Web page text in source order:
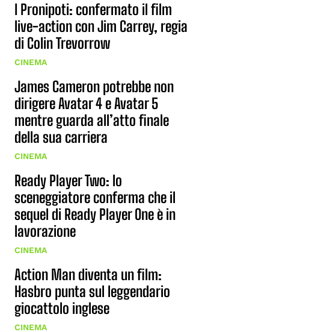
I Pronipoti: confermato il film
live-action con Jim Carrey, regia
di Colin Trevorrow
CINEMA
James Cameron potrebbe non
dirigere Avatar 4 e Avatar 5
mentre guarda all’atto finale
della sua carriera
CINEMA
Ready Player Two: lo
sceneggiatore conferma che il
sequel di Ready Player One è in
lavorazione
CINEMA
Action Man diventa un film:
Hasbro punta sul leggendario
giocattolo inglese
CINEMA